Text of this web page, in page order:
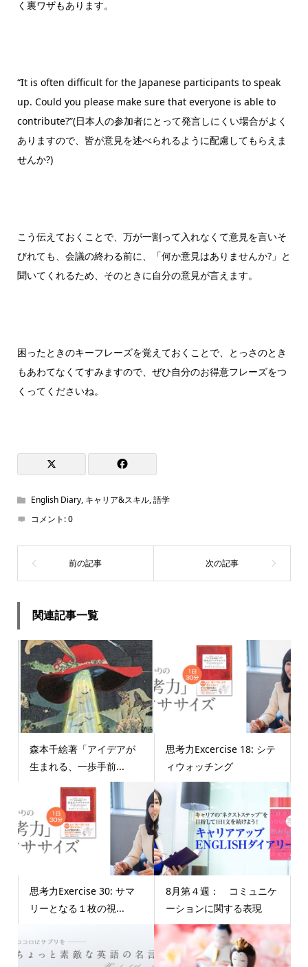
く裏ワザもあります。
“It is often difficult for the Japanese participants to speak
up. Could you please make sure that everyone is able to
contribute?”(日本人の参加者にとって発言しにくい場合がよく
ありますので、皆が意見を述べられるように配慮してもらえま
せんか?)
こう伝えておくことで、万が一割って入れなくて意見を言いそ
びれても、会議の終わる前に、「何か意見はありませんか?」と
聞いてくれるため、そのときに自分の意見が言えます。
困ったときのキーフレーズを覚えておくことで、とっさのとき
もあわてなくてすみますので、ぜひ自分のお得意フレーズをつ
くってくださいね。
English Diary, キャリア&スキル,語学
コメント:0
関連記事一覧
森本千絵著「アイデアが
生まれる、一歩手前...
思考力Excercise 18: シテ
ィウォッチング
思考力Exercise 30: サマ
リーとなる１枚の視...
8月第４週： コミュニケ
ーションに関する表現